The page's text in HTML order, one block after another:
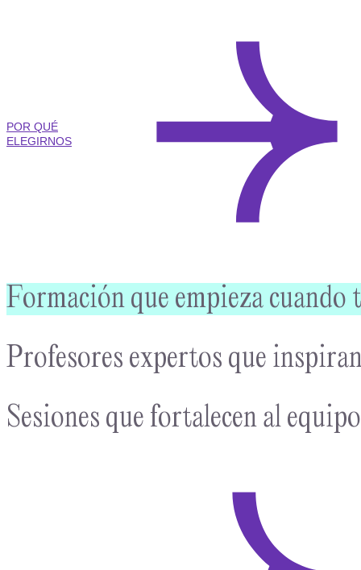
POR QUÉ
ELEGIRNOS
Formación que empieza cuando
Profesores expertos que
Sesiones que fortalecen al